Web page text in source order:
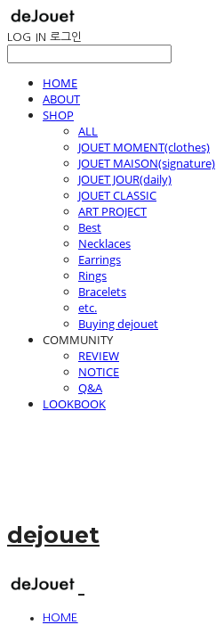
LOG IN 로그인
HOME
ABOUT
SHOP
ALL
JOUET MOMENT(clothes)
JOUET MAISON(signature)
JOUET JOUR(daily)
JOUET CLASSIC
ART PROJECT
Best
Necklaces
Earrings
Rings
Bracelets
etc.
Buying dejouet
COMMUNITY
REVIEW
NOTICE
Q&A
LOOKBOOK
dejouet
HOME